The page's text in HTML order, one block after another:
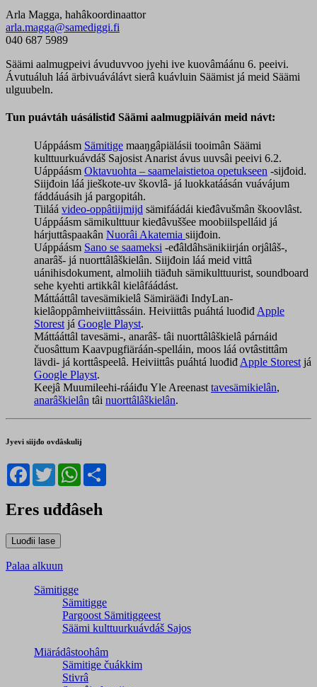
Arla Magga, hahâkoordinaattor
arla.magga@samediggi.fi
040 687 5989
Säämi aalmugpeivi ávuduvvoo jyehi ive kuovâmáánu 6. peeivi.
Ávutuáluh láá ärbivuáválávt sierâ kuávluin Säämist já meid Säämi
ulguubeln.
Tun puávtáh uásálistiđ Säämi aalmugpiäiván meid návt:
Uáppáásm Sämitige maaŋgâpiälásii tooimân Säämi
kulttuurkuávdáš Sajosist Anarist ávus uuvsâi peeivi 6.2.
Uáppáásm Oktavuohta – saamelaistietoa opetukseen -sijđoid.
Siijđoin láá jieškote-uv škovlâ- já luokkatáásán vuávájum
fáddáuásih já pargopitáh.
Tiiláá video-oppâtiijmijd sämifáádái kieđâvušmân škoovlâst.
Uáppáásm sämikulttuur kieđâvuššee moobiilspelláid já
hárjuttâspaakân Nuorâi Akatemia siijđoin.
Uáppáásm Sano se saameksi -eđâldâhsänikiirján orjâlâš-,
anarâš- já nuorttâlâškielân. Siijđoin láá meid vittâ
uánihisdokument, almoliih tiäđuh sämikulttuurist, soundboard
sehe kyehti artikkâl kielâfáádást.
Máttááttâl tavesämikielâ Sämirääđi IndyLan-
kielâoppâmheiviittâssáin. Heiviittâs puáhtá luođiđ Apple
Storest já Google Playst.
Máttááttâl tavesämi-, anarâš- tâi nuorttâlâškielâ párnáid
čuosâttum Kaavpugfiäráán-spelláin, moos láá ovtâstittâm
lävdi- já korttâspeelâ. Heiviittâs puáhtá luođiđ Apple Storest já
Google Playst.
Keejâ Muumileehi-rááiđu Yle Areenast tavesämikielân,
anarâškielân tâi nuorttâlâškielân.
Jyevi siijđo ovdâskulij
Facebook
TwitterWhatsApp
Eres uđđâseh
Palaa alkuun
Sämitigge
Sämitigge
Pargoost Sämitiggeest
Säämi kulttuurkuávdáš Sajos
Miärádâstoohâm
Sämitige čuákkim
Stivrâ